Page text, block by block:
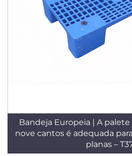
Bandeja Europeia | A
nove cantos é adequada
planas –